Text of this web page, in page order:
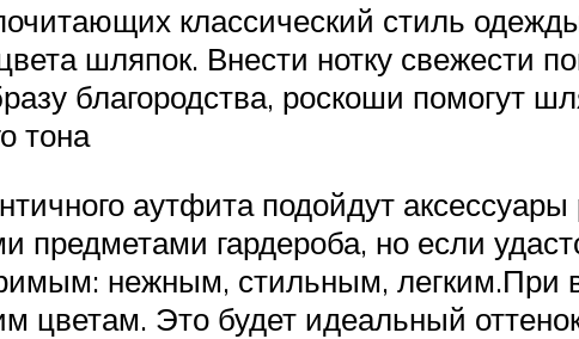
классический стиль
шляпок. Внести нотку свежести
благородства, роскоши помогут
тона
аутфита подойдут
предметами гардероба, но если
нежным, стильным, легким.При
цветам. Это будет идеальный